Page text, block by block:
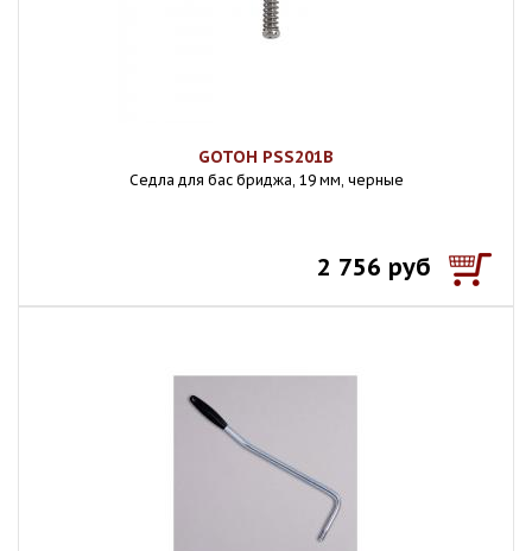
GOTOH PSS201B
Седла для бас бриджа, 19 мм, черные
2 756 руб